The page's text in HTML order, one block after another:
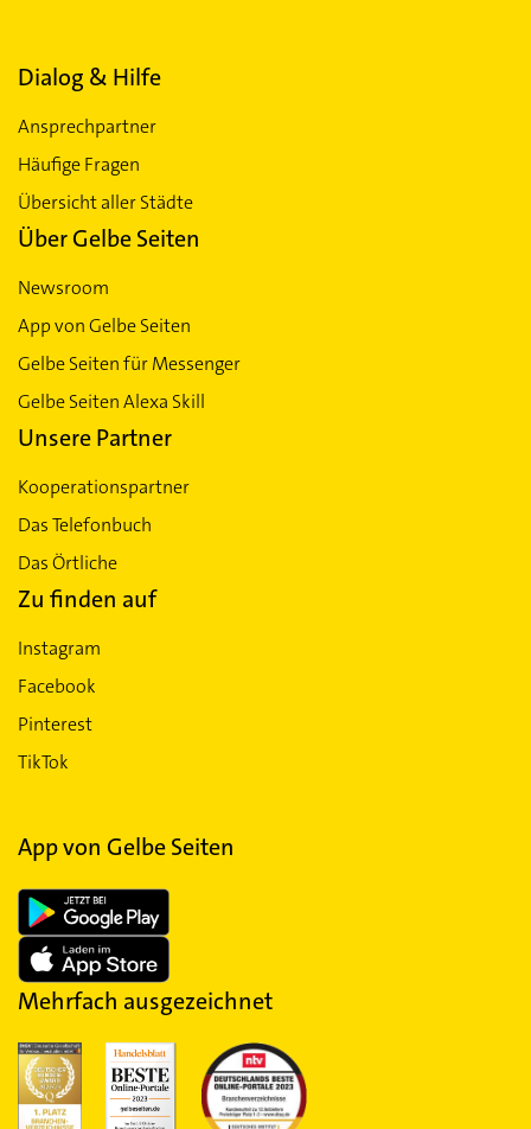
Dialog & Hilfe
Ansprechpartner
Häufige Fragen
Übersicht aller Städte
Über Gelbe Seiten
Newsroom
App von Gelbe Seiten
Gelbe Seiten für Messenger
Gelbe Seiten Alexa Skill
Unsere Partner
Kooperationspartner
Das Telefonbuch
Das Örtliche
Zu finden auf
Instagram
Facebook
Pinterest
TikTok
App von Gelbe Seiten
Mehrfach ausgezeichnet